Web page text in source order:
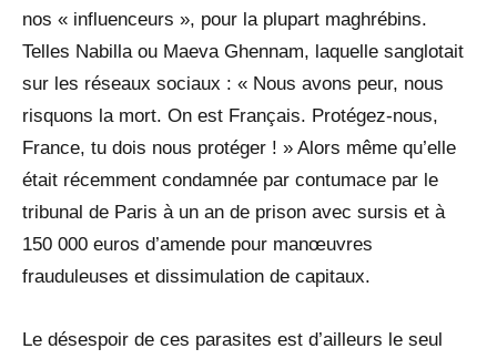
nos « influenceurs », pour la plupart maghrébins.
Telles Nabilla ou Maeva Ghennam, laquelle sanglotait
sur les réseaux sociaux : « Nous avons peur, nous
risquons la mort. On est Français. Protégez-nous,
France, tu dois nous protéger ! » Alors même qu’elle
était récemment condamnée par contumace par le
tribunal de Paris à un an de prison avec sursis et à
150 000 euros d’amende pour manœuvres
frauduleuses et dissimulation de capitaux.
Le désespoir de ces parasites est d’ailleurs le seul